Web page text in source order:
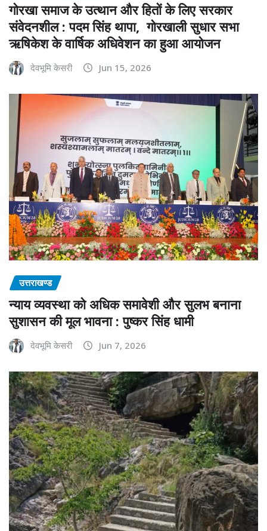
गोरखा समाज के उत्थान और हितों के लिए सरकार
संवेदनशील : पदम सिंह थापा, गोरखाली सुधार सभा
ऋषिकेश के वार्षिक अधिवेशन का हुआ आयोजन
देवभूमि केसरी Jun 15, 2026
उत्तराखण्ड
न्याय व्यवस्था को अधिक समावेशी और सुलभ बनाना
सुशासन की मूल भावना : पुष्कर सिंह धामी
देवभूमि केसरी Jun 7, 2026